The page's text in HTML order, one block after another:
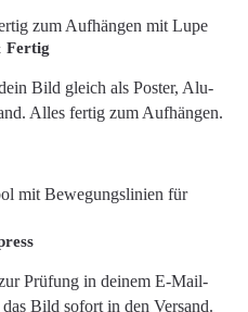
Fertig
Bild gleich als Poster, Alu-
Alles fertig zum Aufhängen.
Prüfung in deinem E-Mail-
Bild sofort in den Versand.